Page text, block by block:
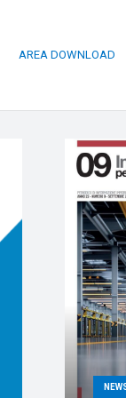
AREA DOWNLOAD